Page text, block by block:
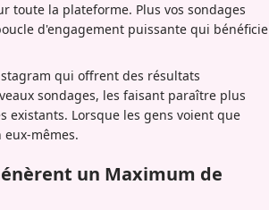
toute la plateforme. Plus vos sondages
d'engagement puissante qui bénéficie
qui offrent des résultats
sondages, les faisant paraître plus
Lorsque les gens voient que
mêmes.
un Maximum de